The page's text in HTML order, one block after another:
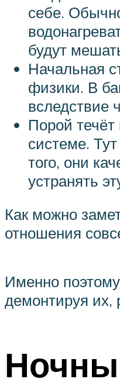
себе.
будут
Начальная
физики. В
вследствие
Порой течёт
системе.
того, они
устранять
Как можно
отношения
Именно
демонтируя их,